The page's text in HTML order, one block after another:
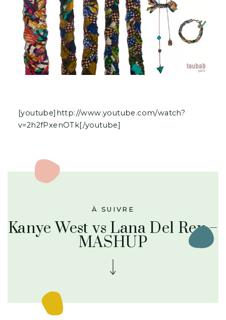
[youtube]http://www.youtube.com/watch?
v=2h2fPxenOTk[/youtube]
À SUIVRE
Kanye West vs Lana Del Rey –
MASHUP